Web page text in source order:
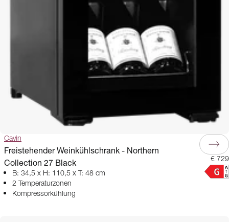
Cavin
Freistehender Weinkühlschrank - Northern
Collection 27 Black
B: 34,5 x H: 110,5 x T: 48 cm
2 Temperaturzonen
Kompressorkühlung
€ 729